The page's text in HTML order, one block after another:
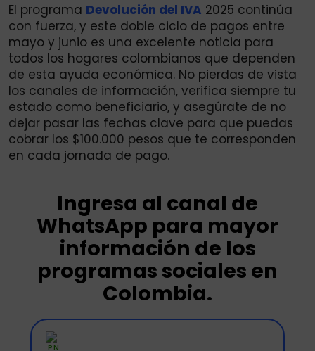
El programa Devolución del IVA 2025 continúa
con fuerza, y este doble ciclo de pagos entre
mayo y junio es una excelente noticia para
todos los hogares colombianos que dependen
de esta ayuda económica. No pierdas de vista
los canales de información, verifica siempre tu
estado como beneficiario, y asegúrate de no
dejar pasar las fechas clave para que puedas
cobrar los $100.000 pesos que te corresponden
en cada jornada de pago.
Ingresa al canal de
WhatsApp para mayor
información de los
programas sociales en
Colombia.